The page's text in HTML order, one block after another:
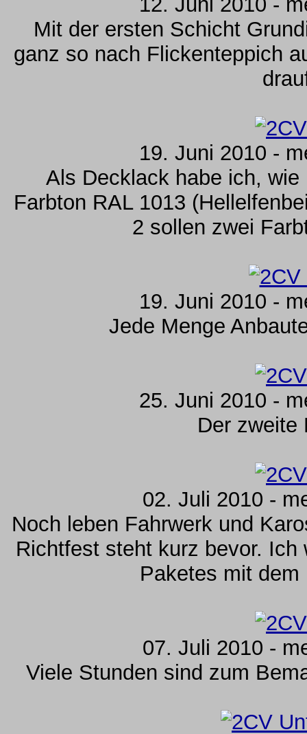
Mit der ersten Schicht
ganz so nach Flickenteppich
19. Juni 2010 -
Als Decklack habe ich,
Farbton RAL 1013
2 sollen zwei
19. Juni 2010 -
Jede Menge
25. Juni 2010 -
Der zweite
02. Juli 2010 -
Noch leben Fahrwerk und
Richtfest steht kurz bevor.
Paketes mit
07. Juli 2010 -
Viele Stunden sind zum